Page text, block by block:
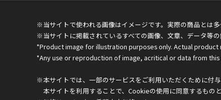
※当サイトで使われる画像はイメージです。実際の商品とは
※当サイトに掲載されているすべての画像、文章、データ等の
*Product image for illustration purposes only. Actual product
*Any use or reproduction of image, acritical or data from
※本サイトでは、一部のサービスをご利用いただくために付
本サイトを利用することで、Cookieの使用に同意するもの